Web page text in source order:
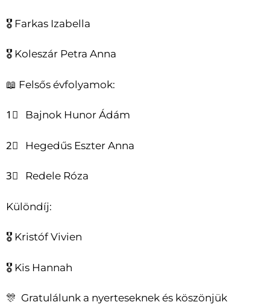
🎖 Farkas Izabella
🎖 Koleszár Petra Anna
📖 Felsős évfolyamok:
1⃣ Bajnok Hunor Ádám
2⃣ Hegedűs Eszter Anna
3⃣ Redele Róza
Különdíj:
🎖 Kristóf Vivien
🎖 Kis Hannah
🎊 Gratulálunk a nyerteseknek és köszönjük